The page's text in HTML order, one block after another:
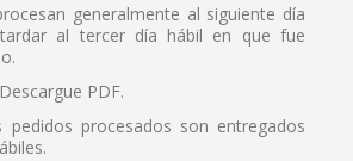
generalmente al siguiente día
al tercer día hábil en que fue
PDF.
pedidos procesados son entregados